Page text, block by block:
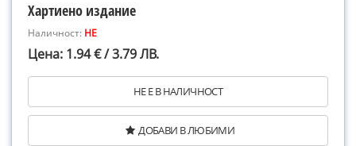
Хартиено издание
Наличност: НЕ
Цена: 1.94 € / 3.79 ЛВ.
НЕ Е В НАЛИЧНОСТ
ДОБАВИ В ЛЮБИМИ